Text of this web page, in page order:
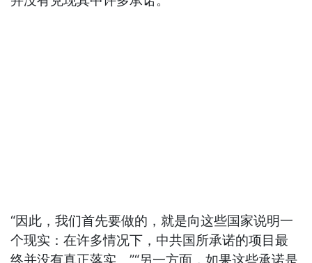
“因此，我们首先要做的，就是向这些国家说明一
个现实：在许多情况下，中共国所承诺的项目最
终并没有真正落实。”“另一方面，如果这些承诺是